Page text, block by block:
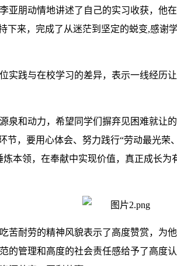
亚朋动情地讲述了自己的实习收获，
下来，完成了从迷茫到坚定的蜕变,感
践与在校学习的差异，表示一线经历
泉和动力，希望同学们摒弃见困难就让
，要用心体会、努力践行“劳动最光
本领，在奉献中实现价值，真正成长
苦耐劳的精神风貌表示了高度赞赏，为
的管理和高度的社会责任感给予了高